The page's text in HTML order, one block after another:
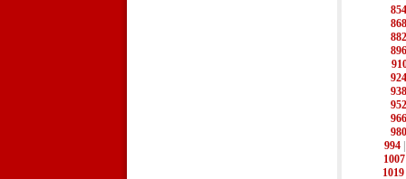
854
868
882
896
924
938
952
966
980
994
1007
1019